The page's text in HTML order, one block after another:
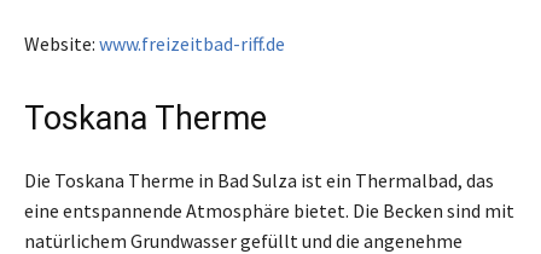
Website: www.freizeitbad-riff.de
Toskana Therme
Die Toskana Therme in Bad Sulza ist ein Thermalbad, das
eine entspannende Atmosphäre bietet. Die Becken sind mit
natürlichem Grundwasser gefüllt und die angenehme